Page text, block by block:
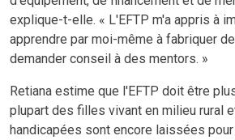
explique-t-elle. « L'EFTP m'a appris à
apprendre par moi-même à fabriquer
demander conseil à des mentors. »
Retiana estime que l'EFTP doit être
plupart des filles vivant en milieu rural
handicapées sont encore laissées